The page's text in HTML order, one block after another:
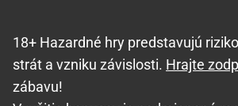
18+ Hazardné hry predstavujú
strát a vzniku závislosti. Hrajte
zábavu!